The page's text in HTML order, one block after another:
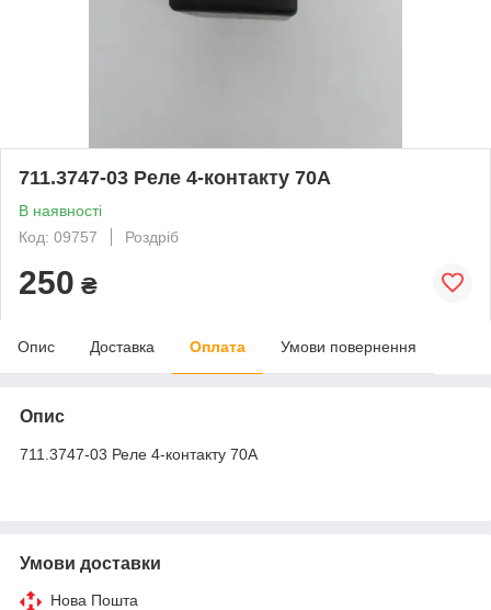
711.3747-03 Реле 4-контакту 70А
В наявності
Код: 09757
Роздріб
250 ₴
Опис Доставка Оплата Умови повернення
Опис
711.3747-03 Реле 4-контакту 70А
Умови доставки
Нова Пошта